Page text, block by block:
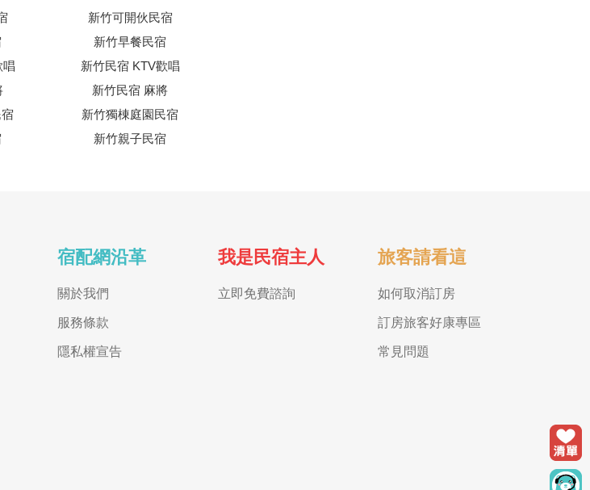
唱
新竹可開伙民宿
新竹早餐民宿
新竹民宿 KTV歡唱
新竹民宿 麻將
新竹獨棟庭園民宿
新竹親子民宿
宿配網沿革
關於我們
服務條款
隱私權宣告
我是民宿主人
立即免費諮詢
旅客請看這
如何取消訂房
訂房旅客好康專區
常見問題